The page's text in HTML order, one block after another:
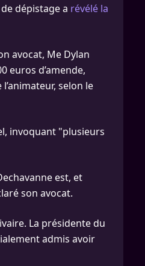
dépistage a révélé la
avocat, Me Dylan
euros d’amende,
selon le
invoquant "plusieurs
est, et
son avocat.
La présidente du
admis avoir